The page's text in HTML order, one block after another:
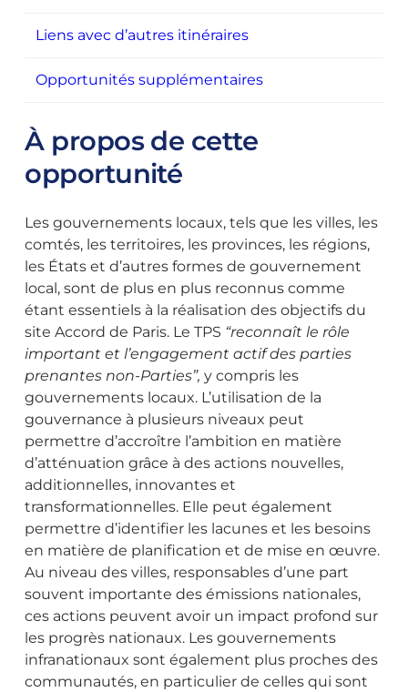
Liens avec d’autres itinéraires
Opportunités supplémentaires
À propos de cette
opportunité
Les gouvernements locaux, tels que les villes, les
comtés, les territoires, les provinces, les régions,
les États et d’autres formes de gouvernement
local, sont de plus en plus reconnus comme
étant essentiels à la réalisation des objectifs du
site Accord de Paris. Le TPS “reconnaît le rôle
important et l’engagement actif des parties
prenantes non-Parties”, y compris les
gouvernements locaux. L’utilisation de la
gouvernance à plusieurs niveaux peut
permettre d’accroître l’ambition en matière
d’atténuation grâce à des actions nouvelles,
additionnelles, innovantes et
transformationnelles. Elle peut également
permettre d’identifier les lacunes et les besoins
en matière de planification et de mise en œuvre.
Au niveau des villes, responsables d’une part
souvent importante des émissions nationales,
ces actions peuvent avoir un impact profond sur
les progrès nationaux. Les gouvernements
infranationaux sont également plus proches des
communautés, en particulier de celles qui sont